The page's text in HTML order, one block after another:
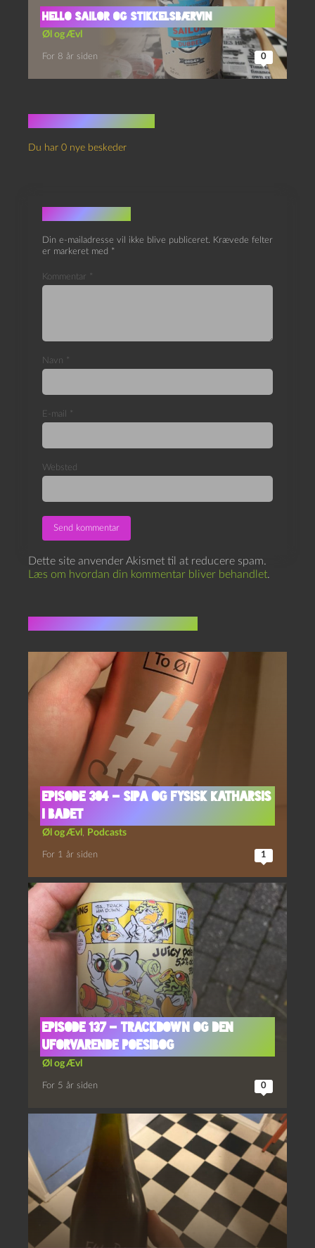
Hello Sailor og Stikkelsbærvin
Øl og Ævl
For 8 år siden 0
Du har 0 nye beskeder
Skriv et svar
Din e-mailadresse vil ikke blive publiceret. Krævede felter
er markeret med *
Kommentar *
Navn *
E-mail *
Websted
Dette site anvender Akismet til at reducere spam.
Læs om hvordan din kommentar bliver behandlet.
Episode 304 – SIPA og Fysisk Katharsis
i Badet
Øl og Ævl , Podcasts
For 1 år siden 1
Episode 137 – Trackdown og Den
Uforvarende Poesibog
Øl og Ævl
For 5 år siden 0